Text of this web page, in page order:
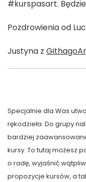
#kurspasart.
Pozdrowienia od
Justyna z
Specjalnie dla Was
rękodzieła. Do grupy
bardziej
kursy. To tutaj możesz
o radę, wyjaśnić
propozycje kursów, a